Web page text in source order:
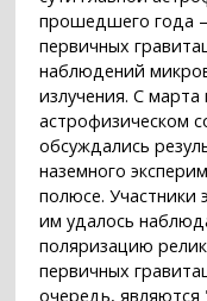
прошедшего года
первичных
наблюдений
излучения. С марта
астрофизическом
обсуждались
наземного
полюсе. Участники
им удалось
поляризацию
первичных
очередь,